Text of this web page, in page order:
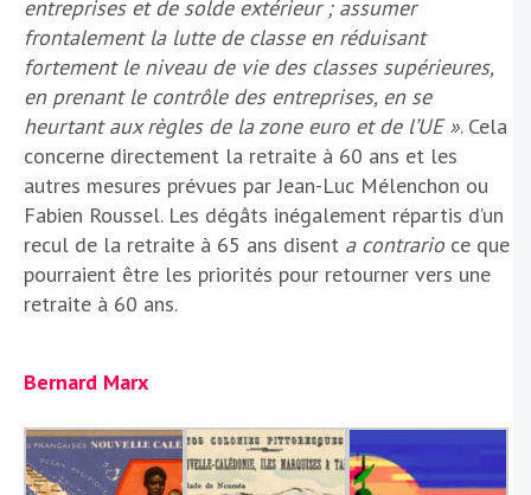
entreprises et de solde extérieur ; assumer
frontalement la lutte de classe en réduisant
fortement le niveau de vie des classes supérieures,
en prenant le contrôle des entreprises, en se
heurtant aux règles de la zone euro et de l’UE ». Cela
concerne directement la retraite à 60 ans et les
autres mesures prévues par Jean-Luc Mélenchon ou
Fabien Roussel. Les dégâts inégalement répartis d’un
recul de la retraite à 65 ans disent a contrario ce que
pourraient être les priorités pour retourner vers une
retraite à 60 ans.
Bernard Marx